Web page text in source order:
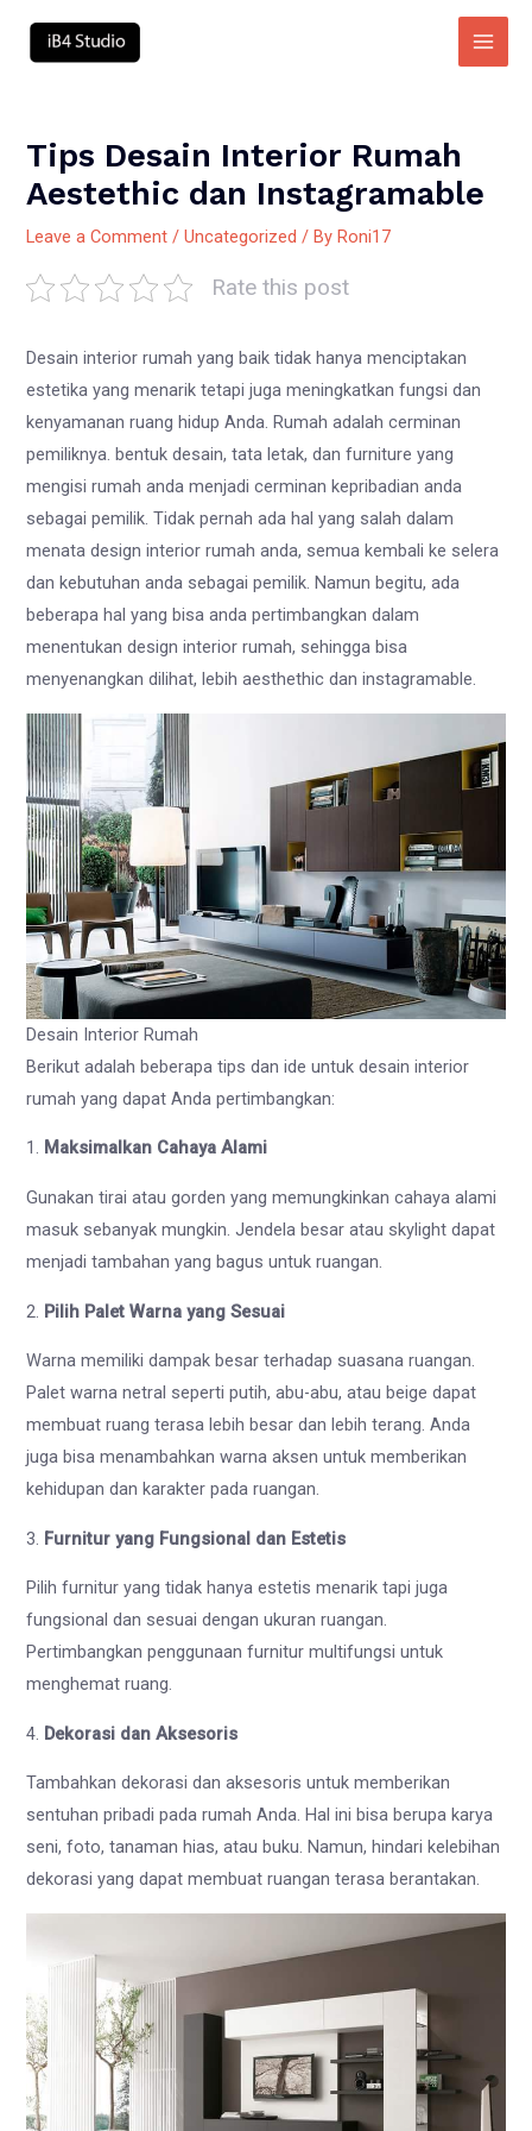
Main
Tips Desain Interior Rumah
Aestethic dan Instagramable
Leave a Comment /Uncategorized / ByRoni17
Rate this post
Desain interior rumah yang baik tidak hanya menciptakan
estetika yang menarik tetapi juga meningkatkan fungsi dan
kenyamanan ruang hidup Anda. Rumah adalah cerminan
pemiliknya. bentuk desain, tata letak, dan furniture yang
mengisi rumah anda menjadi cerminan kepribadian anda
sebagai pemilik. Tidak pernah ada hal yang salah dalam
menata design interior rumah anda, semua kembali ke selera
dan kebutuhan anda sebagai pemilik. Namun begitu, ada
beberapa hal yang bisa anda pertimbangkan dalam
menentukan design interior rumah, sehingga bisa
menyenangkan dilihat, lebih aesthethic dan instagramable.
Desain Interior Rumah
Berikut adalah beberapa tips dan ide untuk desain interior
rumah yang dapat Anda pertimbangkan:
1. Maksimalkan Cahaya Alami
Gunakan tirai atau gorden yang memungkinkan cahaya alami
masuk sebanyak mungkin. Jendela besar atau skylight dapat
menjadi tambahan yang bagus untuk ruangan.
2. Pilih Palet Warna yang Sesuai
Warna memiliki dampak besar terhadap suasana ruangan.
Palet warna netral seperti putih, abu-abu, atau beige dapat
membuat ruang terasa lebih besar dan lebih terang. Anda
juga bisa menambahkan warna aksen untuk memberikan
kehidupan dan karakter pada ruangan.
3. Furnitur yang Fungsional dan Estetis
Pilih furnitur yang tidak hanya estetis menarik tapi juga
fungsional dan sesuai dengan ukuran ruangan.
Pertimbangkan penggunaan furnitur multifungsi untuk
menghemat ruang.
4. Dekorasi dan Aksesoris
Tambahkan dekorasi dan aksesoris untuk memberikan
sentuhan pribadi pada rumah Anda. Hal ini bisa berupa karya
seni, foto, tanaman hias, atau buku. Namun, hindari kelebihan
dekorasi yang dapat membuat ruangan terasa berantakan.